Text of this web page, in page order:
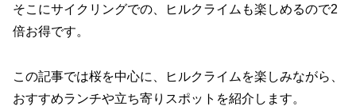
そこにサイクリングでの、ヒルクライムも楽しめるので2
倍お得です。
この記事では桜を中心に、ヒルクライムを楽しみながら、
おすすめランチや立ち寄りスポットを紹介します。